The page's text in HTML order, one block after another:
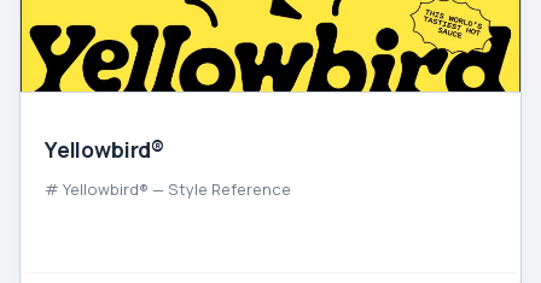
Yellowbird®
# Yellowbird® — Style Reference